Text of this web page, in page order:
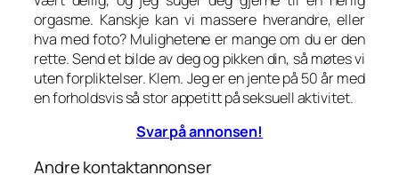
orgasme. Kanskje kan vi massere hverandre, eller
hva med foto? Mulighetene er mange om du er den
rette. Send et bilde av deg og pikken din, så møtes vi
uten forpliktelser. Klem. Jeg er en jente på 50 år med
en forholdsvis så stor appetitt på seksuell aktivitet.
Svar på annonsen!
Andre kontaktannonser